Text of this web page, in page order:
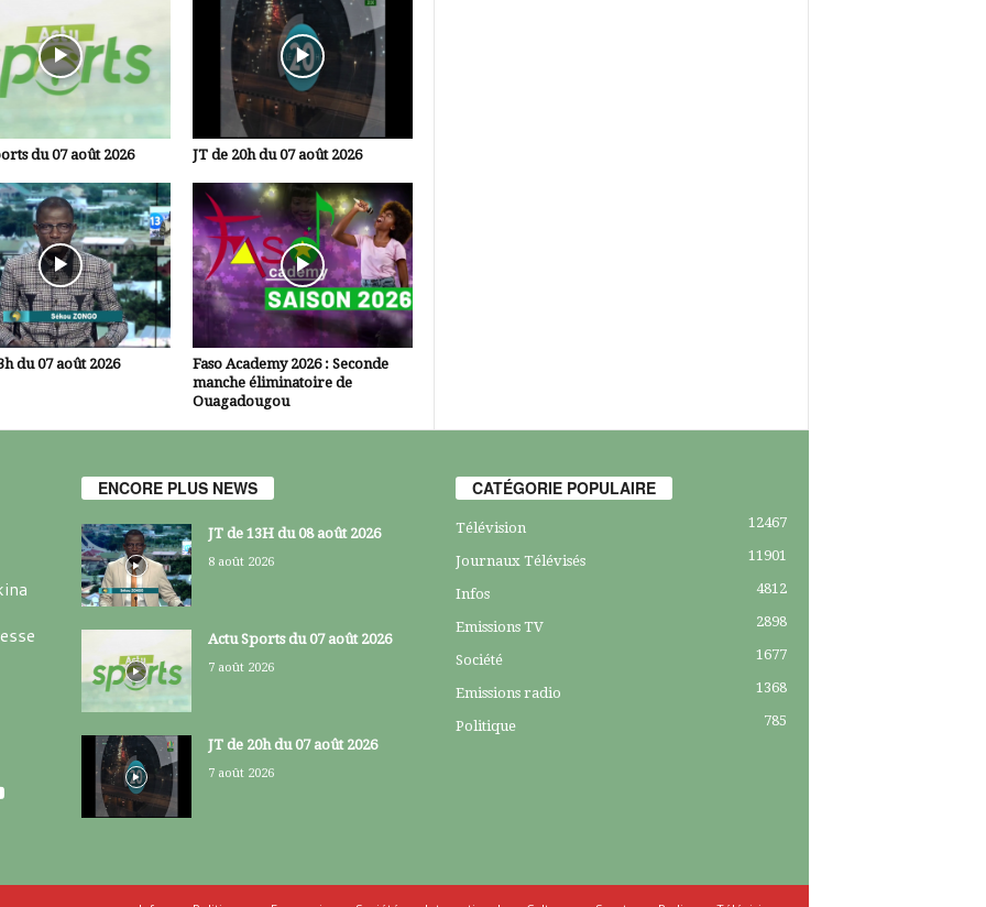
du 07 août 2026 JT de 20h du 07 août 2026
du 07 août 2026
Faso Academy 2026 : Seconde
manche éliminatoire de
Ouagadougou
ENCORE PLUS NEWS
JT de 13H du 08 août 2026
8 août 2026
Actu Sports du 07 août 2026
7 août 2026
JT de 20h du 07 août 2026
7 août 2026
CATÉGORIE POPULAIRE
Télévision 12467
Journaux Télévisés 11901
Infos 4812
Emissions TV 2898
Société 1677
Emissions radio 1368
Politique 785